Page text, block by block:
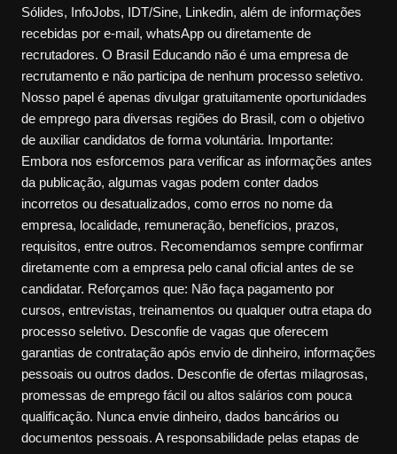
Sólides, InfoJobs, IDT/Sine, Linkedin, além de informações
recebidas por e-mail, whatsApp ou diretamente de
recrutadores. O Brasil Educando não é uma empresa de
recrutamento e não participa de nenhum processo seletivo.
Nosso papel é apenas divulgar gratuitamente oportunidades
de emprego para diversas regiões do Brasil, com o objetivo
de auxiliar candidatos de forma voluntária. Importante:
Embora nos esforcemos para verificar as informações antes
da publicação, algumas vagas podem conter dados
incorretos ou desatualizados, como erros no nome da
empresa, localidade, remuneração, benefícios, prazos,
requisitos, entre outros. Recomendamos sempre confirmar
diretamente com a empresa pelo canal oficial antes de se
candidatar. Reforçamos que: Não faça pagamento por
cursos, entrevistas, treinamentos ou qualquer outra etapa do
processo seletivo. Desconfie de vagas que oferecem
garantias de contratação após envio de dinheiro, informações
pessoais ou outros dados. Desconfie de ofertas milagrosas,
promessas de emprego fácil ou altos salários com pouca
qualificação. Nunca envie dinheiro, dados bancários ou
documentos pessoais. A responsabilidade pelas etapas de